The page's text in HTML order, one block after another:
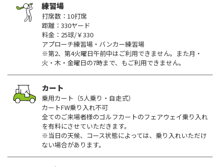
練習場
打席数：10打席
距離：330ヤード
料金：25球/￥330
アプローチ練習場・バンカー練習場
※第2、第4火曜日午前中はご利用できません。また月・
火・木・金曜日の7時まで、もご利用できません。
カート
乗用カート（5人乗り・自走式）
カートFW乗り入れ不可
全てのご来場者様のゴルフカートのフェアウェイ乗り入れ
を有料にさせていただきます。
※当日の天候、コース状態によっては、乗り入れいただけ
ない場合があります。